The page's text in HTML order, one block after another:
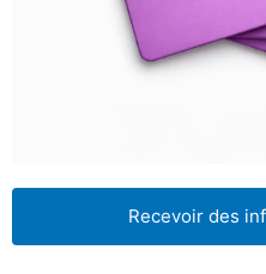
Recevoir des